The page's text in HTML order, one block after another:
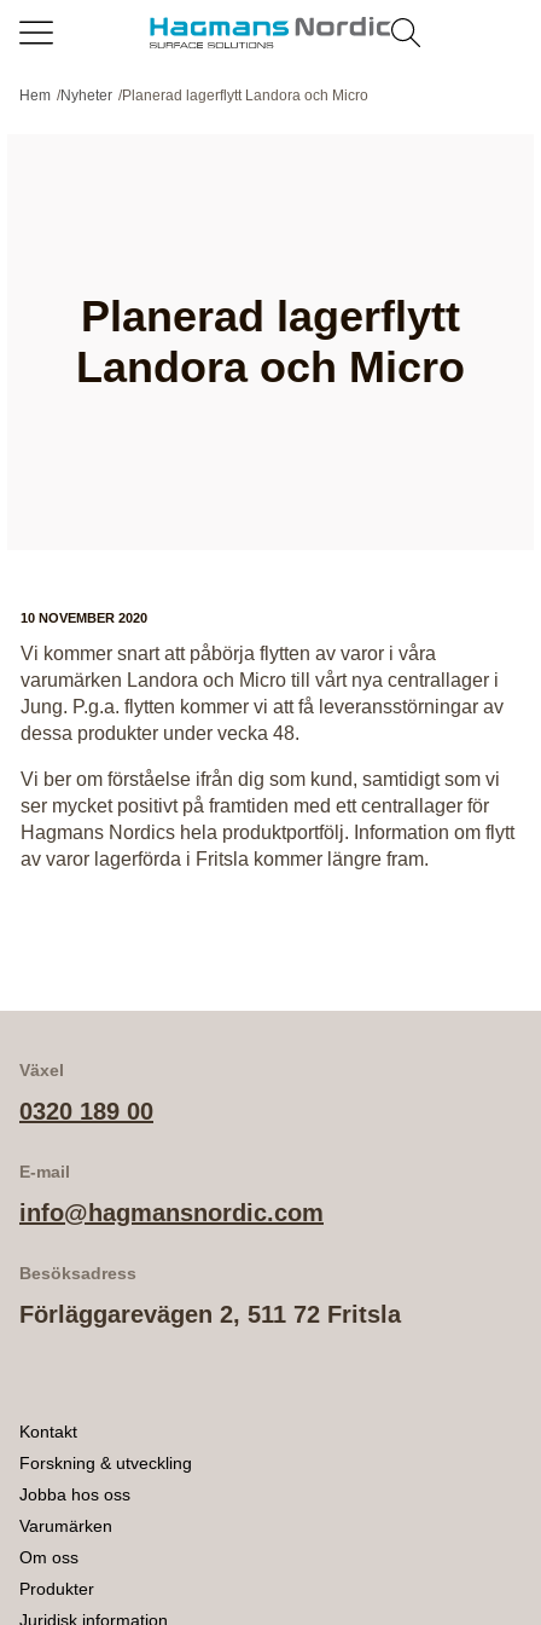
Hem /Nyheter /Planerad lagerflytt Landora och Micro
Planerad lagerflytt
Landora och Micro
10 NOVEMBER 2020
Vi kommer snart att påbörja flytten av varor i våra
varumärken Landora och Micro till vårt nya centrallager i
Jung. P.g.a. flytten kommer vi att få leveransstörningar av
dessa produkter under vecka 48.
Vi ber om förståelse ifrån dig som kund, samtidigt som vi
ser mycket positivt på framtiden med ett centrallager för
Hagmans Nordics hela produktportfölj. Information om flytt
av varor lagerförda i Fritsla kommer längre fram.
Växel
0320 189 00
E-mail
info@hagmansnordic.com
Besöksadress
Förläggarevägen 2, 511 72 Fritsla
Kontakt
Forskning & utveckling
Jobba hos oss
Varumärken
Om oss
Produkter
Juridisk information